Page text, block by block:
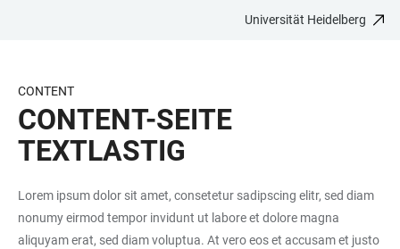
BARRIEREFREIHEIT
Universität Heidelberg
CONTENT
CONTENT-SEITE
TEXTLASTIG
Lorem ipsum dolor sit amet, consetetur sadipscing elitr, sed diam
nonumy eirmod tempor invidunt ut labore et dolore magna
aliquyam erat, sed diam voluptua. At vero eos et accusam et justo